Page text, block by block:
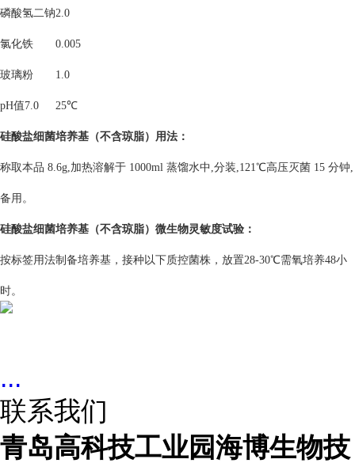
磷酸氢二钠2.0
氯化铁 0.005
玻璃粉 1.0
pH值7.0 25℃
硅酸盐细菌培养基（不含琼脂） 用法：
称取本品 8.6g,加热溶解于 1000ml 蒸馏水中,分装,121℃高压灭菌 15 分钟,
备用。
硅酸盐细菌培养基（不含琼脂） 微生物灵敏度试验：
按标签用法制备培养基，接种以下质控菌株，放置28-30℃需氧培养48小
时。
...
联系我们
青岛高科技工业园海博生物技